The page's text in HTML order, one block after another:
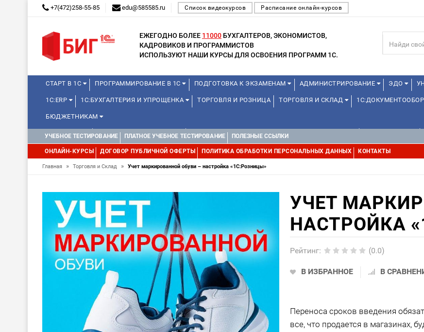
+7(472)258-55-85 edu@585585.ru Список видеокурсов Расписание онлайн-курсов
ЕЖЕГОДНО БОЛЕЕ 11000 БУХГАЛТЕРОВ, ЭКОНОМИСТОВ,
КАДРОВИКОВ И ПРОГРАММИСТОВ
ИСПОЛЬЗУЮТ НАШИ КУРСЫ ДЛЯ ОСВОЕНИЯ ПРОГРАММ 1С.
СТАРТ В 1С ПРОГРАММИРОВАНИЕ В 1С ПОДГОТОВКА К ЭКЗАМЕНАМ АДМИНИСТРИРОВАНИЕ ЭДО
1С:ERP 1С:БУХГАЛТЕРИЯ И УПРОЩЕНКА ТОРГОВЛЯ И РОЗНИЦА ТОРГОВЛЯ И СКЛАД
БЮДЖЕТНИКАМ
МИНИ-КУРСЫ КУРСЫ ДЛЯ ШКОЛЬНИКОВ КУРСЫ ДЛЯ ПРЕПОДАВАТЕЛЕЙ ШКОЛЬНЫХ КУРСОВ
УПРАВЛЕНИЕ ПРОЕКТАМИ УПРАВЛЕНЦАМ МИНИ-КУРСЫ (ПРОФЕССИОНАЛЬНЫЕ ПРОБЫ) 4-6 ЧАСОВ ОТ 12 ЛЕТ
УЧЕБНОЕ ТЕСТИРОВАНИЕ ПЛАТНОЕ УЧЕБНОЕ ТЕСТИРОВАНИЕ ПОЛЕЗНЫЕ ССЫЛКИ
ОНЛАЙН-КУРСЫ ДОГОВОР ПУБЛИЧНОЙ ОФЕРТЫ ПОЛИТИКА ОБРАБОТКИ ПЕРСОНАЛЬНЫХ ДАННЫХ КОНТАКТЫ
Главная » Торговля и Склад » Учет маркированной обуви – настройка «1С:Розницы»
УЧЕТ
НАСТРОЙКА
Рейтинг: (0.0)
В ИЗБРАННОЕ В
Переноса сроков введения
все, что продается в магазинах,